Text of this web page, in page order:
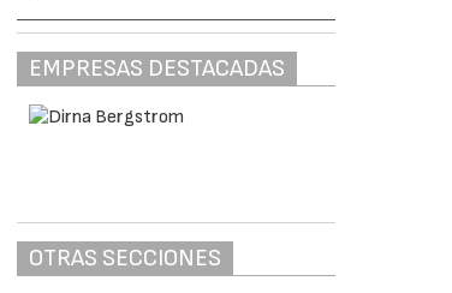
EMPRESAS DESTACADAS
OTRAS SECCIONES